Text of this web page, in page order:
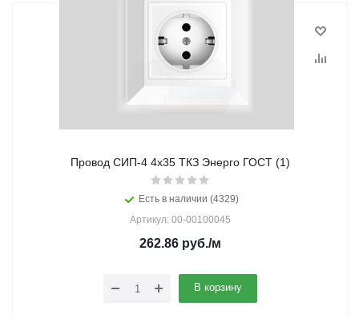
Провод СИП-4 4х35 ТКЗ Энерго ГОСТ (1)
Есть в наличии (4329)
Артикул: 00-00100045
262.86 руб./м
В корзину